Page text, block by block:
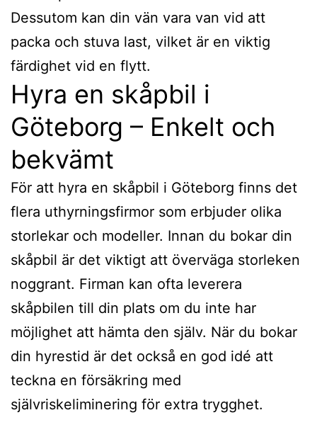
Dessutom kan din vän vara van vid att
packa och stuva last, vilket är en viktig
färdighet vid en flytt.
Hyra en skåpbil i
Göteborg – Enkelt och
bekvämt
För att hyra en skåpbil i Göteborg finns det
flera uthyrningsfirmor som erbjuder olika
storlekar och modeller. Innan du bokar din
skåpbil är det viktigt att överväga storleken
noggrant. Firman kan ofta leverera
skåpbilen till din plats om du inte har
möjlighet att hämta den själv. När du bokar
din hyrestid är det också en god idé att
teckna en försäkring med
självriskeliminering för extra trygghet.